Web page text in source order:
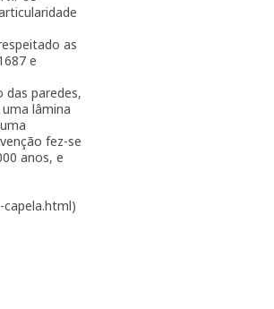
as
e
das paredes,
lâmina
fez-se
anos, e